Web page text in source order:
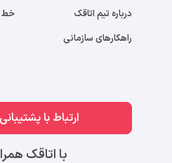
درباره تیم اتاقک
راهکارهای سازمانی
خط
ارتباط با پشتیبانی 02128111045
با اتاقک